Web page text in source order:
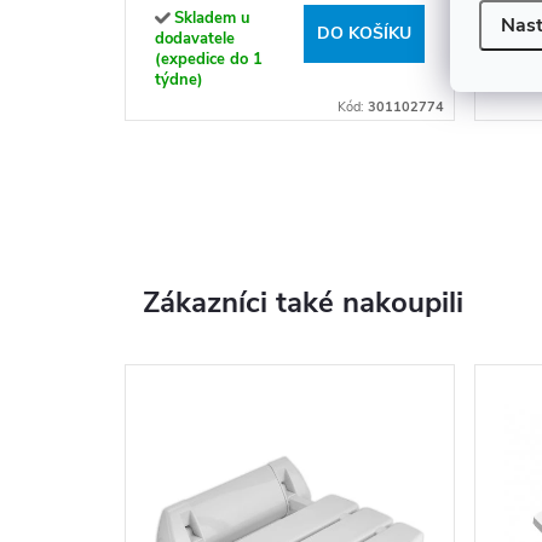
Skladem u
dodavatele
(expedice do 1
týdne)
DO KOŠÍKU
Kód: 301102774
Zákazníci také nakoupili